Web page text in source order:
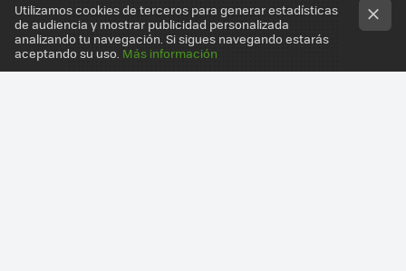
Utilizamos cookies de terceros para generar estadísticas
de audiencia y mostrar publicidad personalizada
analizando tu navegación. Si sigues navegando estarás
aceptando su uso. Más información